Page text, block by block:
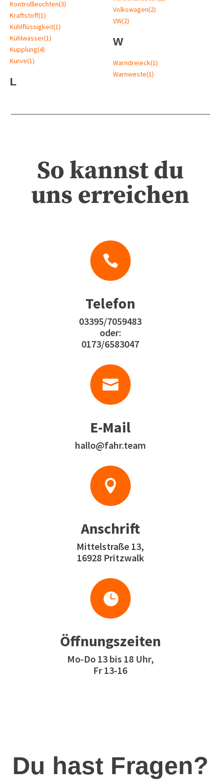
Kontrollleuchten(3)
Kraftstoff(1)
Kühlflüssigkeit(1)
Kühlwasser(1)
Kupplung(4)
Kurve(1)
L
Volkswagen(2)
VW(2)
W
Warndreieck(1)
Warnweste(1)
So kannst du
uns erreichen

Telefon
03395/7059483
oder:
0173/6583047

E-Mail
hallo@fahr.team

Anschrift
Mittelstraße 13,
16928 Pritzwalk

Öffnungszeiten
Mo-Do 13 bis 18 Uhr,
Fr 13-16
Du hast Fragen?